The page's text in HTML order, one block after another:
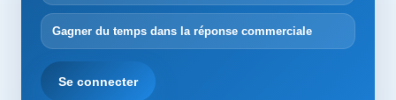
Gagner du temps dans la réponse commerciale
Se connecter